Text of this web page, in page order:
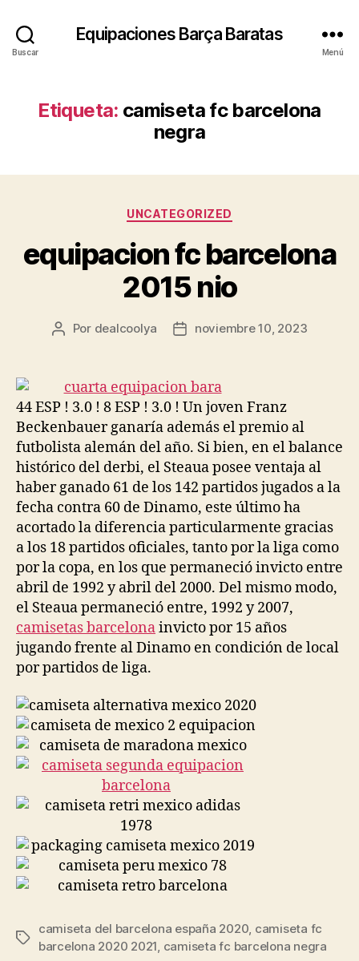
Buscar
Equipaciones Barça Baratas
Menú
Etiqueta: camiseta fc barcelona
negra
Categorías
UNCATEGORIZED
equipacion fc barcelona
2015 nio
Autor
entrada
Por dealcoolya
Fecha
entrada
noviembre 10, 2023
44 ESP ! 3.0 ! 8 ESP ! 3.0 ! Un joven Franz
Beckenbauer ganaría además el premio al
futbolista alemán del año. Si bien, en el balance
histórico del derbi, el Steaua posee ventaja al
haber ganado 61 de los 142 partidos jugados a la
fecha contra 60 de Dinamo, este último ha
acortado la diferencia particularmente gracias
a los 18 partidos oficiales, tanto por la liga como
por la copa, en los que permaneció invicto entre
abril de 1992 y abril del 2000. Del mismo modo,
el Steaua permaneció entre, 1992 y 2007,
camisetas barcelonainvicto por 15 años
jugando frente al Dinamo en condición de local
por partidos de liga.
Etiquetas
camiseta del barcelona españa 2020, camiseta fc
barcelona 2020 2021, camiseta fc barcelona negra